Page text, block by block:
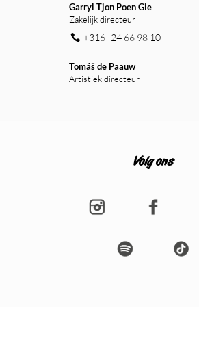
Garryl Tjon Poen Gie
Zakelijk directeur
+316 -24 66 98 10
Tomáš de Paauw
Artistiek directeur
Volg ons